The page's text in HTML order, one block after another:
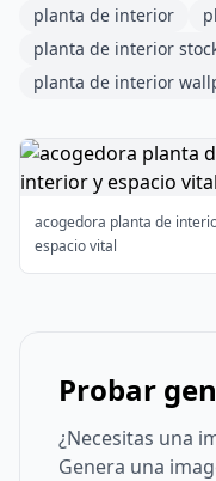
planta de interior
planta de interior
planta de interior
acogedora planta de
espacio vital
Probar
¿Necesitas una
Genera una